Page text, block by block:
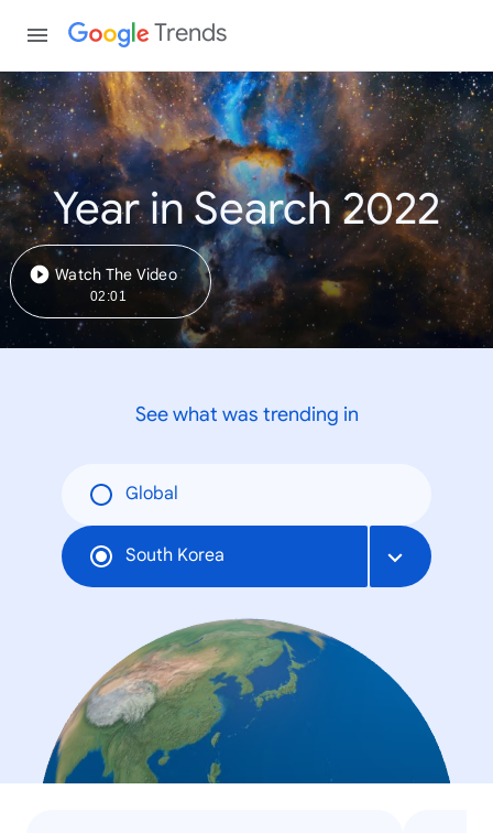
Trends
Year in Search 2022
Watch The Video
02:01
See what was trending in
Global
South Korea